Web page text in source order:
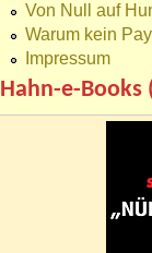
Von Null auf
Warum kein
Impressum
Hahn-e-Books